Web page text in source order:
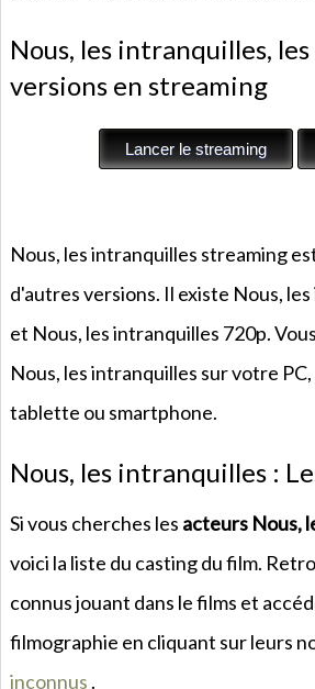
Nous, les intranquilles,
versions en streaming
Nous, les intranquilles streaming
d'autres versions. Il existe Nous,
et Nous, les intranquilles 720p.
Nous, les intranquilles sur votre
tablette ou smartphone.
Nous, les intranquilles :
Si vous cherches les acteurs Nous,
voici la liste du casting du film.
connus jouant dans le films et
filmographie en cliquant sur leurs
inconnus .